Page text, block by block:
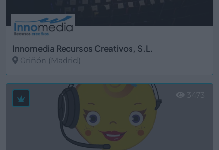
Innomedia Recursos Creativos, S.L.
Griñón (Madrid)
3473